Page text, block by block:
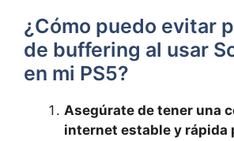
¿Cómo puedo evitar
de buffering al usar
en mi PS5?
Asegúrate de tener una
internet estable y rápida